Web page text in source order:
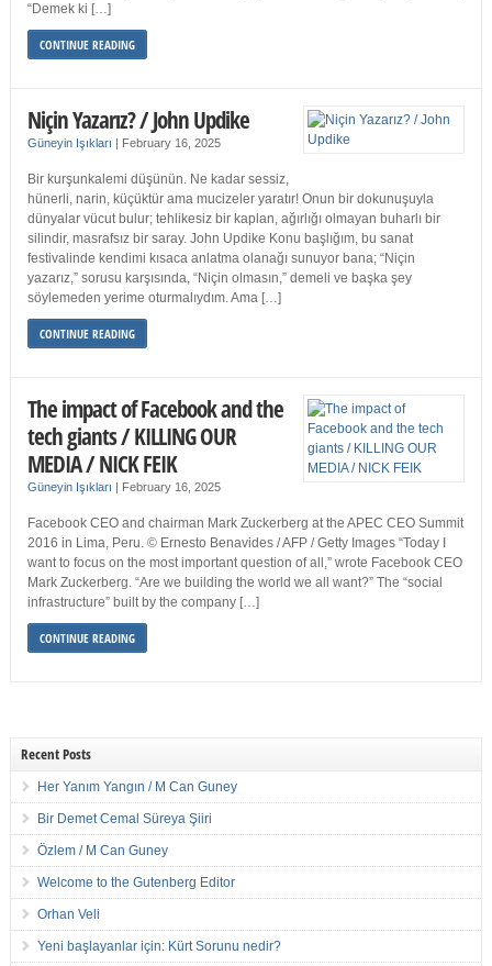
“Demek ki […]
CONTINUE READING
Niçin Yazarız? / John Updike
Güneyin Işıkları | February 16, 2025
Bir kurşunkalemi düşünün. Ne kadar sessiz,
hünerli, narin, küçüktür ama mucizeler yaratır! Onun bir dokunuşuyla
dünyalar vücut bulur; tehlikesiz bir kaplan, ağırlığı olmayan buharlı bir
silindir, masrafsız bir saray. John Updike Konu başlığım, bu sanat
festivalinde kendimi kısaca anlatma olanağı sunuyor bana; “Niçin
yazarız,” sorusu karşısında, “Niçin olmasın,” demeli ve başka şey
söylemeden yerime oturmalıydım. Ama […]
CONTINUE READING
The impact of Facebook and the
tech giants / KILLING OUR
MEDIA / NICK FEIK
Güneyin Işıkları | February 16, 2025
Facebook CEO and chairman Mark Zuckerberg at the APEC CEO Summit
2016 in Lima, Peru. © Ernesto Benavides / AFP / Getty Images “Today I
want to focus on the most important question of all,” wrote Facebook CEO
Mark Zuckerberg. “Are we building the world we all want?” The “social
infrastructure” built by the company […]
CONTINUE READING
Recent Posts
Her Yanım Yangın / M Can Guney
Bir Demet Cemal Süreya Şiiri
Özlem / M Can Guney
Welcome to the Gutenberg Editor
Orhan Veli
Yeni başlayanlar için: Kürt Sorunu nedir?